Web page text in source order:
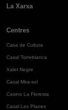
La Xarxa
Centres
Casa de Cultura
Casal Torreblanca
Xalet Negre
Casal Mira-sol
Casino La Floresta
Casal Les Planes